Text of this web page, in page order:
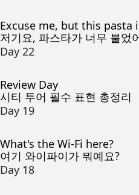
Excuse me, but this pasta
저기요, 파스타가 너무 불었
Day 22
Review Day
시티 투어 필수 표현 총정리
Day 19
What's the Wi-Fi here?
여기 와이파이가 뭐예요?
Day 18